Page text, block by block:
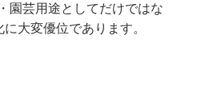
園芸用途としてだけではな
大変優位であります。